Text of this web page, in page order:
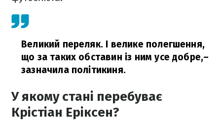
Великий переляк. І велике полегшення,
що за таких обставин із ним усе добре,–
зазначила політикиня.
У якому стані перебуває
Крістіан Еріксен?